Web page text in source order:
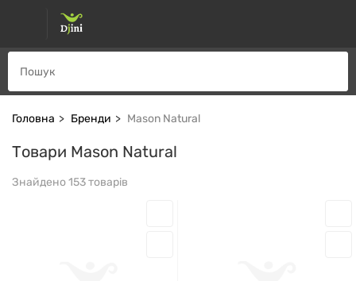
Головна Бренди Mason Natural
Товари Mason Natural
Знайдено 153 товарів